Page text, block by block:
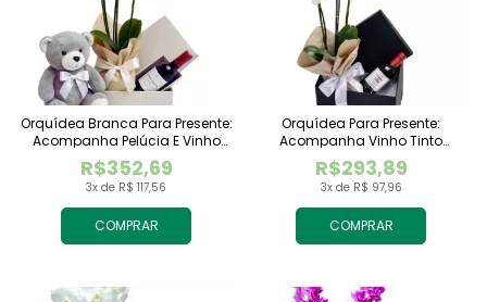
COMPRAR
3x de R$ 117,56
R$352,69
Orquídea Branca Para Presente:
Acompanha Pelúcia E Vinho
Tinto Importado
COMPRAR
3x de R$ 97,96
R$293,89
Orquídea Para Presente:
Acompanha Vinho Tinto
Importado